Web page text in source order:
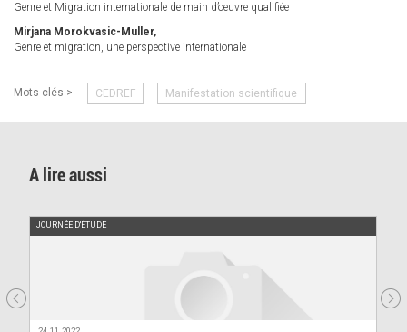
Genre et Migration internationale de main d’oeuvre qualifiée
Mirjana Morokvasic-Muller,
Genre et migration, une perspective internationale
Mots clés > CEDREF Manifestation scientifique
A lire aussi
JOURNÉE D'ÉTUDE